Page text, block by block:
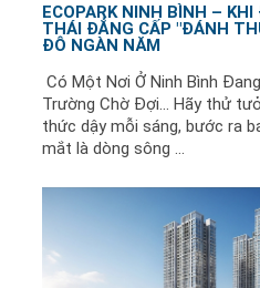
ECOPARK NINH BÌNH –
THÁI ĐẲNG CẤP "ĐÁNH
ĐÔ NGÀN NĂM
Có Một Nơi Ở Ninh Bình
Trường Chờ Đợi... Hãy thử
thức dậy mỗi sáng, bước ra
mắt là dòng sông ...